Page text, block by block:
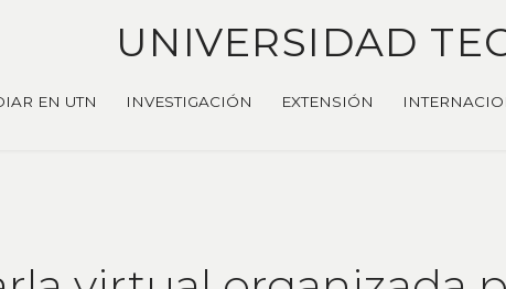
UNIVERSIDAD
EN UTN INVESTIGACIÓN EXTENSIÓN